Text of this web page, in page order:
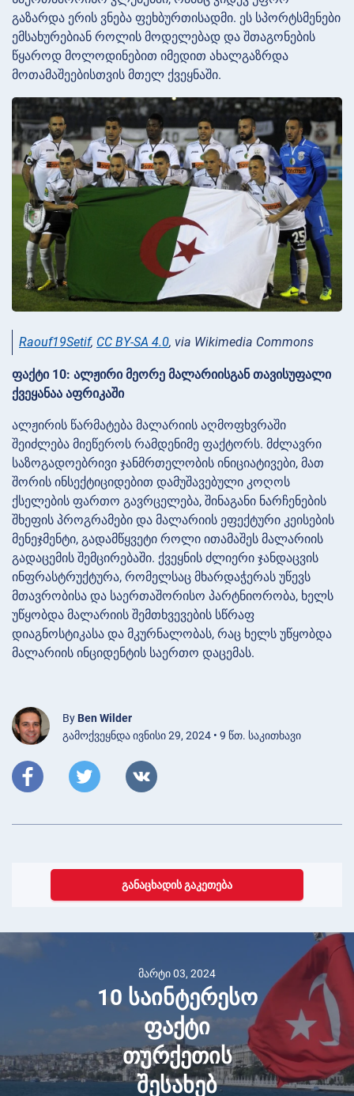
გაზარდა ერის ვნება ფეხბურთისადმი. ეს სპორტსმენები
ემსახურებიან როლის მოდელებად და შთაგონების
წყაროდ მოლოდინებით იმედით ახალგაზრდა
მოთამაშეებისთვის მთელ ქვეყნაში.
Raouf19Setif, CC BY-SA 4.0, via Wikimedia Commons
ფაქტი 10: ალჟირი მეორე მალარიისგან თავისუფალი
ქვეყანაა აფრიკაში
ალჟირის წარმატება მალარიის აღმოფხვრაში
შეიძლება მიეწეროს რამდენიმე ფაქტორს. მძლავრი
საზოგადოებრივი ჯანმრთელობის ინიციატივები, მათ
შორის ინსექტიციდებით დამუშავებული კოღოს
ქსელების ფართო გავრცელება, შინაგანი ნარჩენების
შხეფის პროგრამები და მალარიის ეფექტური კეისების
მენეჯმენტი, გადამწყვეტი როლი ითამაშეს მალარიის
გადაცემის შემცირებაში. ქვეყნის ძლიერი ჯანდაცვის
ინფრასტრუქტურა, რომელსაც მხარდაჭერას უწევს
მთავრობისა და საერთაშორისო პარტნიორობა, ხელს
უწყობდა მალარიის შემთხვევების სწრაფ
დიაგნოსტიკასა და მკურნალობას, რაც ხელს უწყობდა
მალარიის ინციდენტის საერთო დაცემას.
By Ben Wilder
გამოქვეყნდა ივნისი 29, 2024 • 9 წთ. საკითხავი
ᲒᲐᲜᲐᲪᲮᲐᲓᲘᲡ ᲒᲐᲙᲔᲗᲔᲑᲐ
მარტი 03, 2024
10 საინტერესო
ფაქტი
თურქეთის
შესახებ